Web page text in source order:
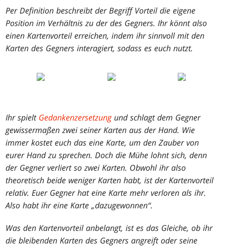
Per Definition beschreibt der BegriffVorteildie eigene
Position im Verhältnis zu der des Gegners. Ihr könnt also
einen Kartenvorteil erreichen, indem ihr sinnvoll mit den
Karten des Gegners interagiert, sodass es euch nutzt.
Ihr spielt Gedankenzersetzungund schlagt dem Gegner
gewissermaßen zwei seiner Karten aus der Hand. Wie
immer kostet euch das eine Karte, um den Zauber von
eurer Hand zu sprechen. Doch die Mühe lohnt sich, denn
der Gegner verliert so zwei Karten. Obwohl ihr also
theoretisch beide weniger Karten habt, ist der Kartenvorteil
relativ. Euer Gegner hat eine Karte mehr verloren als ihr.
Also habt ihr eine Karte „dazugewonnen“.
Was den Kartenvorteil anbelangt, ist es das Gleiche, ob ihr
die bleibenden Karten des Gegners angreift oder seine